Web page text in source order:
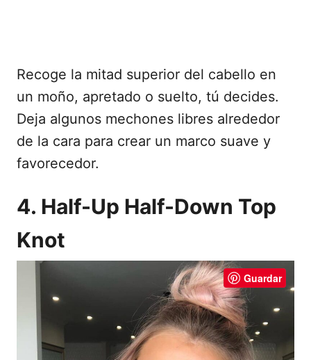
Recoge la mitad superior del cabello en
un moño, apretado o suelto, tú decides.
Deja algunos mechones libres alrededor
de la cara para crear un marco suave y
favorecedor.
4. Half-Up Half-Down Top
Knot
Guardar